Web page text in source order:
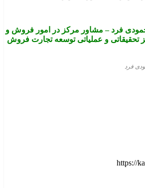
فرد – مشاور مرکز در امور فروش و
تحقیقاتی و عملیاتی توسعه تجارت فروش
فرد
https://